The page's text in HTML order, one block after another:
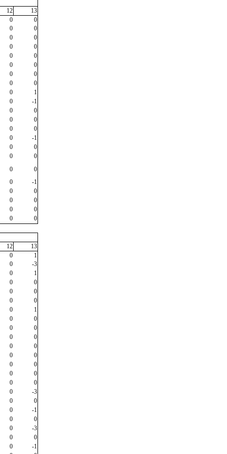
12
13
0
0
0
0
0
0
0
0
0
0
0
0
0
0
0
0
0
1
0
-1
0
0
0
0
0
0
0
-1
0
0
0
0
0
0
0
-1
0
0
0
0
0
0
0
0
12
13
0
1
0
-3
0
1
0
0
0
0
0
0
0
1
0
0
0
0
0
0
0
0
0
0
0
0
0
0
0
0
0
-3
0
0
0
-1
0
0
0
-3
0
0
0
-1